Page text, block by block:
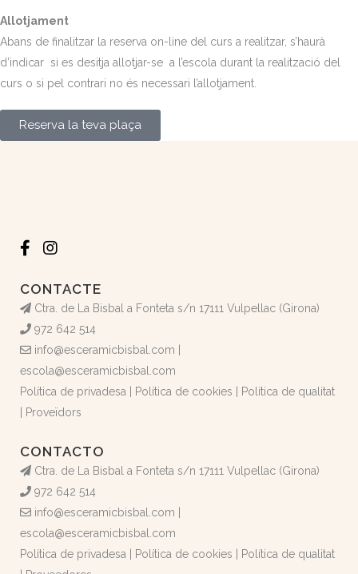
Allotjament
Abans de finalitzar la reserva on-line del curs a realitzar, s’haurà
d’indicar si es desitja allotjar-se a l’escola durant la realització del
curs o si pel contrari no és necessari l’allotjament.
Reserva la teva plaça
CONTACTE
Ctra. de La Bisbal a Fonteta s/n 17111 Vulpellac (Girona)
972 642 514
info@esceramicbisbal.com
escola@esceramicbisbal.com
Política de privadesa
Política de cookies
Política de qualitat
Proveïdors
CONTACTO
Ctra. de La Bisbal a Fonteta s/n 17111 Vulpellac (Girona)
972 642 514
info@esceramicbisbal.com
escola@esceramicbisbal.com
Política de privadesa
Política de cookies
Política de qualitat